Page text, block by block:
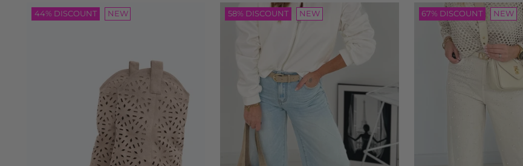
44% DISCOUNT NEW 58% DISCOUNT NEW 67% DISCOUNT NEW